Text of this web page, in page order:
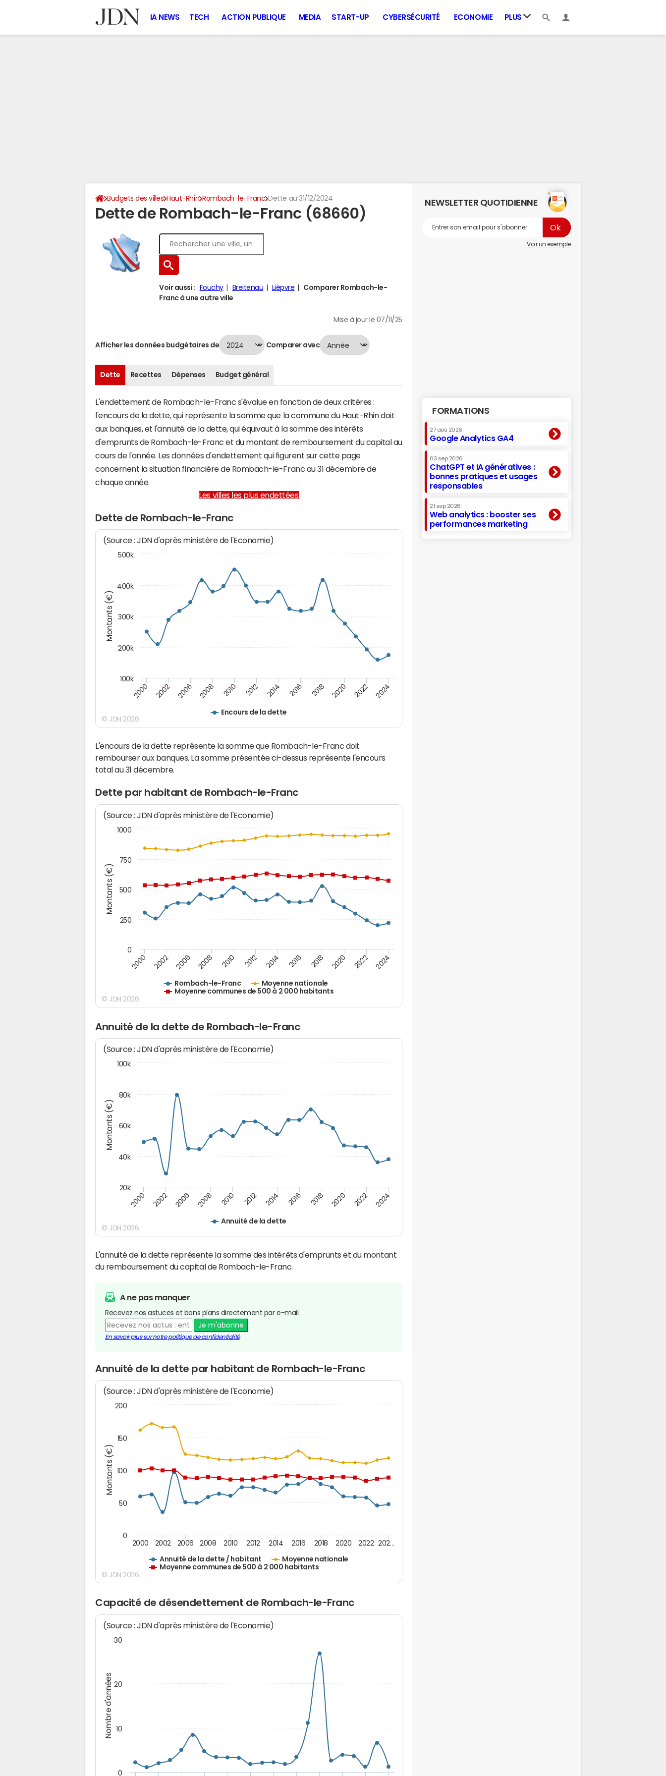
IA NEWS TECH ACTION PUBLIQUE MEDIA START-UP CYBERSÉCURITÉ ECONOMIE PLUS
Budgets des villes Haut-Rhin Rombach-le-Franc Dette au 31/12/2024
Dette de Rombach-le-Franc (68660)
Voir aussi : Fouchy Breitenau Lièpvre
Comparer Rombach-le-
Franc à une autre ville
Mise à jour le 07/11/25
Afficher les données budgétaires de Comparer avec
Dette Recettes Dépenses Budget général
L'endettement de Rombach-le-Franc s'évalue en fonction de deux critères :
l'encours de la dette, qui représente la somme que la commune du Haut-Rhin doit
aux banques, et l'annuité de la dette, qui équivaut à la somme des intérêts
d'emprunts de Rombach-le-Franc et du montant de remboursement du capital au
cours de l'année. Les données d'endettement qui figurent sur cette page
concernent la situation financière de Rombach-le-Franc au 31 décembre de
chaque année.
Les villes les plus endettées
Dette de Rombach-le-Franc
Montants (€)
(Source : JDN d'après ministère de l'Economie)
Encours de la dette
2000 2002 2006 2008 2010 2012 2014 2016 2018 2020 2022 2024
100k
200k
300k
400k
500k
© JDN 2026
L'encours de la dette représente la somme que Rombach-le-Franc doit
rembourser aux banques. La somme présentée ci-dessus représente l'encours
total au 31 décembre.
Dette par habitant de Rombach-le-Franc
Montants (€)
(Source : JDN d'après ministère de l'Economie)
Rombach-le-Franc
Moyenne nationale
Moyenne communes de 500 à 2 000 habitants
2000 2002 2006 2008 2010 2012 2014 2016 2018 2020 2022 2024
0
250
500
750
1000
© JDN 2026
Annuité de la dette de Rombach-le-Franc
Montants (€)
(Source : JDN d'après ministère de l'Economie)
Annuité de la dette
2000 2002 2006 2008 2010 2012 2014 2016 2018 2020 2022 2024
20k
40k
60k
80k
100k
© JDN 2026
L'annuité de la dette représente la somme des intérêts d'emprunts et du montant
du remboursement du capital de Rombach-le-Franc.
A ne pas manquer
Recevez nos astuces et bons plans directement par e-mail.
Je m'abonne
En savoir plus sur notre politique de confidentialité
Annuité de la dette par habitant de Rombach-le-Franc
Montants (€)
(Source : JDN d'après ministère de l'Economie)
Annuité de la dette / habitant
Moyenne nationale
Moyenne communes de 500 à 2 000 habitants
2000 2002 2006 2008 2010 2012 2014 2016 2018 2020 2022 202…
0
50
100
150
200
© JDN 2026
Capacité de désendettement de Rombach-le-Franc
Nombre d'années
(Source : JDN d'après ministère de l'Economie)
0
10
20
30
NEWSLETTER QUOTIDIENNE
Voir un exemple
FORMATIONS
27 aoû 2026
Google Analytics GA4
03 sep 2026
ChatGPT et IA génératives :
bonnes pratiques et usages
responsables
21 sep 2026
Web analytics : booster ses
performances marketing